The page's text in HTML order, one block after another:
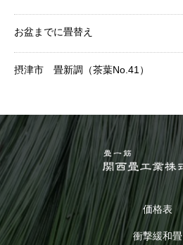
お盆までに畳替え
摂津市 畳新調（茶葉No.41）
価格表
衝撃緩和畳